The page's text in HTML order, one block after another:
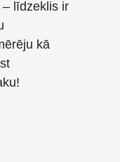
līdzeklis ir
kā